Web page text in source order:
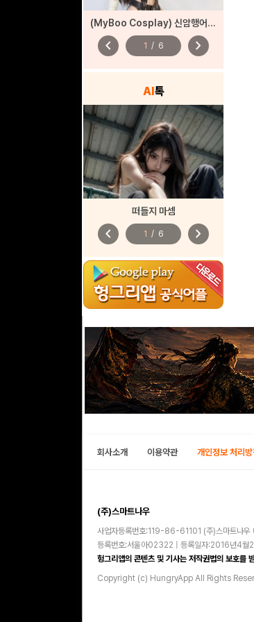
(MyBoo Cosplay) 신암행어사 산도(춘향)
chevron_left 1 / 6 chevron_right
AI톡
떠들지 마셈
chevron_left 1 / 6 chevron_right
회사소개 이용약관 개인정보 처리
(주)스마트나우
사업자등록번호:119-86-61101 (주)스마트나
등록번호:서울아02322 | 등록일자:2016년4월
헝그리앱의 콘텐츠 및 기사는 저작권법의 보호를
Copyright (c) HungryApp All Rights